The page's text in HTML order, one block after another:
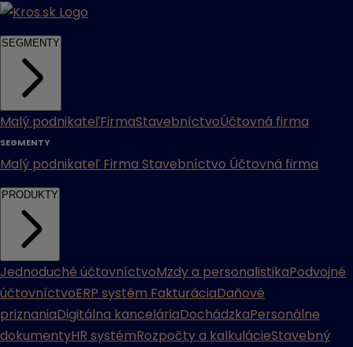
SEGMENTY
Malý podnikateľFirmaStavebníctvoÚčtovná firma
SEGMENTY
Malý podnikateľ Firma Stavebníctvo Účtovná firma
PRODUKTY
Jednoduché účtovníctvoMzdy a personalistikaPodvojné
účtovníctvoERP systém FakturáciaDaňové
priznaniaDigitálna kanceláriaDochádzkaPersonálne
dokumentyHR systémRozpočty a kalkulácieStavebný